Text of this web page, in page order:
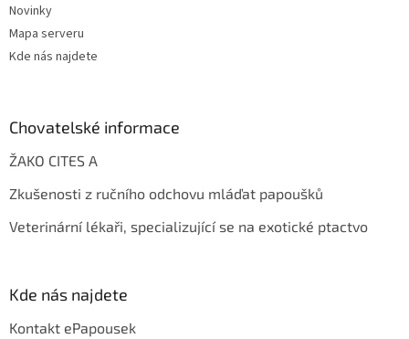
Novinky
Mapa serveru
Kde nás najdete
Chovatelské informace
ŽAKO CITES A
Zkušenosti z ručního odchovu mláďat papoušků
Veterinární lékaři, specializující se na exotické ptactvo
Kde nás najdete
Kontakt ePapousek